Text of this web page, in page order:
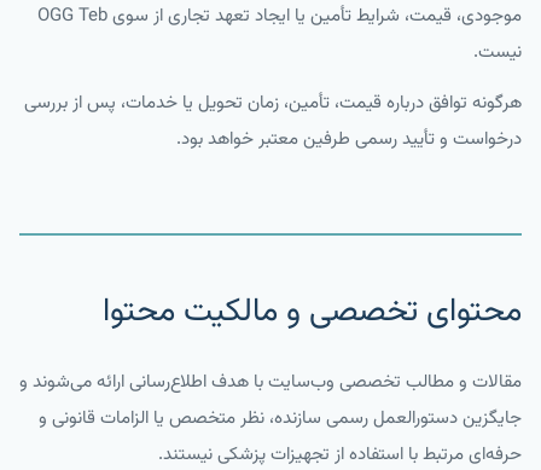
موجودی، قیمت، شرایط تأمین یا ایجاد تعهد تجاری از سوی OGG Teb
نیست.
هرگونه توافق درباره قیمت، تأمین، زمان تحویل یا خدمات، پس از بررسی
درخواست و تأیید رسمی طرفین معتبر خواهد بود.
محتوای تخصصی و مالکیت محتوا
مقالات و مطالب تخصصی وب‌سایت با هدف اطلاع‌رسانی ارائه می‌شوند و
جایگزین دستورالعمل رسمی سازنده، نظر متخصص یا الزامات قانونی و
حرفه‌ای مرتبط با استفاده از تجهیزات پزشکی نیستند.